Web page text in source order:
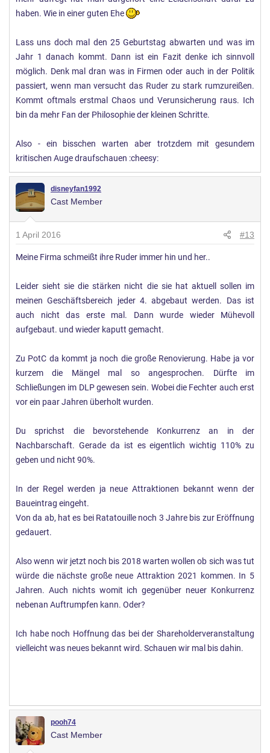
haben. Wie in einer guten Ehe
Lass uns doch mal den 25 Geburtstag abwarten und was im
Jahr 1 danach kommt. Dann ist ein Fazit denke ich sinnvoll
möglich. Denk mal dran was in Firmen oder auch in der Politik
passiert, wenn man versucht das Ruder zu stark rumzureißen.
Kommt oftmals erstmal Chaos und Verunsicherung raus. Ich
bin da mehr Fan der Philosophie der kleinen Schritte.
Also - ein bisschen warten aber trotzdem mit gesundem
kritischen Auge draufschauen :cheesy:
disneyfan1992
Cast Member
1 April 2016 #13
Meine Firma schmeißt ihre Ruder immer hin und her..
Leider sieht sie die stärken nicht die sie hat aktuell sollen im
meinen Geschäftsbereich jeder 4. abgebaut werden. Das ist
auch nicht das erste mal. Dann wurde wieder Mühevoll
aufgebaut. und wieder kaputt gemacht.
Zu PotC da kommt ja noch die große Renovierung. Habe ja vor
kurzem die Mängel mal so angesprochen. Dürfte im
Schließungen im DLP gewesen sein. Wobei die Fechter auch erst
vor ein paar Jahren überholt wurden.
Du sprichst die bevorstehende Konkurrenz an in der
Nachbarschaft. Gerade da ist es eigentlich wichtig 110% zu
geben und nicht 90%.
In der Regel werden ja neue Attraktionen bekannt wenn der
Baueintrag eingeht.
Von da ab, hat es bei Ratatouille noch 3 Jahre bis zur Eröffnung
gedauert.
Also wenn wir jetzt noch bis 2018 warten wollen ob sich was tut
würde die nächste große neue Attraktion 2021 kommen. In 5
Jahren. Auch nichts womit ich gegenüber neuer Konkurrenz
nebenan Auftrumpfen kann. Oder?
Ich habe noch Hoffnung das bei der Shareholderveranstaltung
vielleicht was neues bekannt wird. Schauen wir mal bis dahin.
pooh74
Cast Member